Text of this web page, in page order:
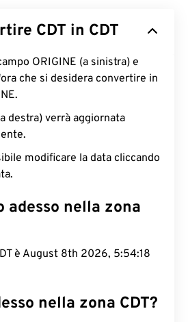
CDT in CDT
ORIGINE (a sinistra) e
che si desidera convertire in
destra) verrà aggiornata
modificare la data cliccando
adesso nella zona
è August 8th 2026, 5:54:19
nella zona CDT?